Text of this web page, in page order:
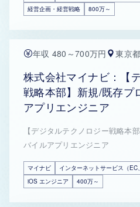
経営企画・経営戦略
800万～
年収 480～700万円 東京都
株式会社マイナビ：【
戦略本部】新規/既存プ
アプリエンジニア
【デジタルテクノロジー戦略本
バイルアプリエンジニア
マイナビ
インターネットサービス（EC
iOS エンジニア
400万～